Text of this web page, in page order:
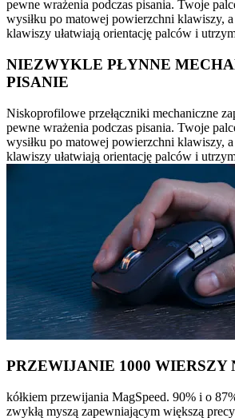
pewne wrażenia podczas pisania. Twoje
wysiłku po matowej powierzchni klawiszy,
klawiszy ułatwiają orientację palców i
NIEZWYKLE PŁYNNE
PISANIE
Niskoprofilowe przełączniki mechaniczne
pewne wrażenia podczas pisania. Twoje
wysiłku po matowej powierzchni klawiszy,
klawiszy ułatwiają orientację palców i
PRZEWIJANIE 1000 WIERSZY
kółkiem przewijania MagSpeed. 90% i o
zwykłą myszą zapewniającym większą